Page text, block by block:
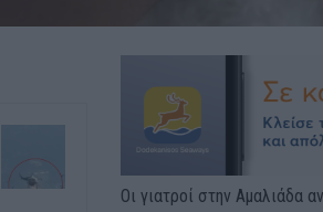
Οι γιατροί στην Αμαλιάδα